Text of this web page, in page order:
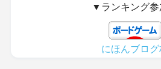
▼ランキング参
にほんブロ